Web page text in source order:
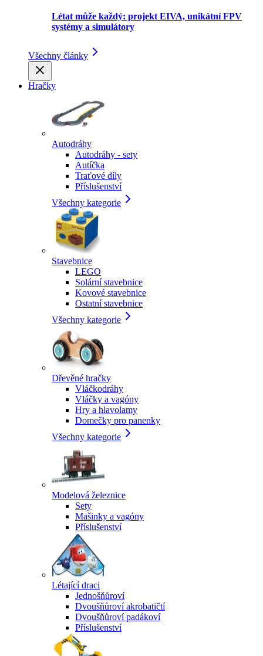
Létat může každý: projekt EIVA, unikátní FPV
systémy a simulátory
Všechny články
Hračky
Autodráhy
Autodráhy - sety
Autíčka
Traťové díly
Příslušenství
Všechny kategorie
Stavebnice
LEGO
Solární stavebnice
Kovové stavebnice
Ostatní stavebnice
Všechny kategorie
Dřevěné hračky
Vláčkodráhy
Vláčky a vagóny
Hry a hlavolamy
Domečky pro panenky
Všechny kategorie
Modelová železnice
Sety
Mašinky a vagóny
Příslušenství
Létající draci
Jednošňůroví
Dvoušňůroví akrobatičtí
Dvoušňůroví padákoví
Příslušenství